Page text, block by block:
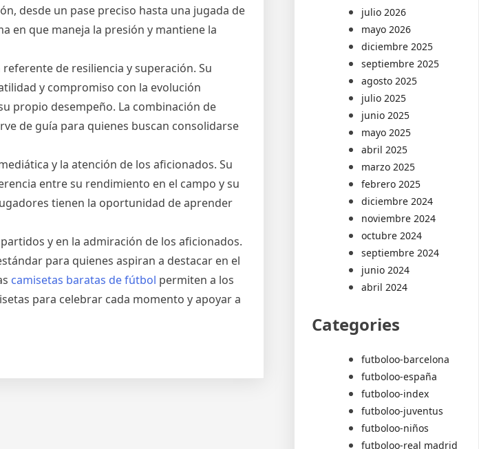
desde un pase preciso hasta una jugada de
en que maneja la presión y mantiene la
de resiliencia y superación. Su
y compromiso con la evolución
propio desempeño. La combinación de
de guía para quienes buscan consolidarse
y la atención de los aficionados. Su
entre su rendimiento en el campo y su
tienen la oportunidad de aprender
y en la admiración de los aficionados.
para quienes aspiran a destacar en el
camisetas baratas de fútbol permiten a los
para celebrar cada momento y apoyar a
julio 2026
mayo 2026
diciembre 2025
septiembre 2025
agosto 2025
julio 2025
junio 2025
mayo 2025
abril 2025
marzo 2025
febrero 2025
diciembre 2024
noviembre 2024
octubre 2024
septiembre 2024
junio 2024
abril 2024
Categories
futboloo-barcelona
futboloo-españa
futboloo-index
futboloo-juventus
futboloo-niños
futboloo-real madrid